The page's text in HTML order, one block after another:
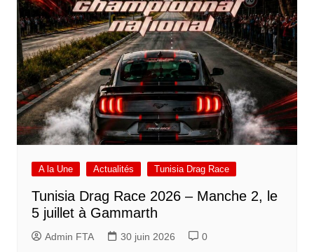
A la Une Actualités Tunisia Drag Race
Tunisia Drag Race 2026 – Manche 2, le
5 juillet à Gammarth
Admin FTA 30 juin 2026 0